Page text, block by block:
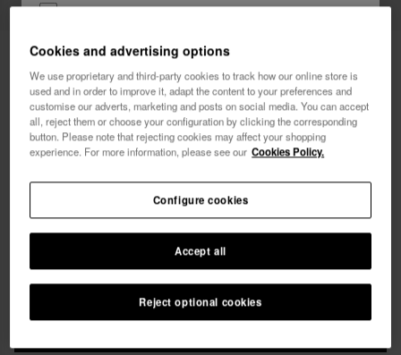
Havaianas Bikini Oberseite Scoop Rib
Gratis Versand für alle deine Bestellungen
Wähle deine Größe
m
und akzeptiert.
Ich möchte 10% Rabatt
Cookies and advertising options
We use proprietary and third-party cookies to track how our online store is
used and in order to improve it, adapt the content to your preferences and
customise our adverts, marketing and posts on social media. You can accept
all, reject them or choose your configuration by clicking the corresponding
button. Please note that rejecting cookies may affect your shopping
experience. For more information, please see our Cookies Policy.
Reject optional cookies
Accept all
Configure cookies